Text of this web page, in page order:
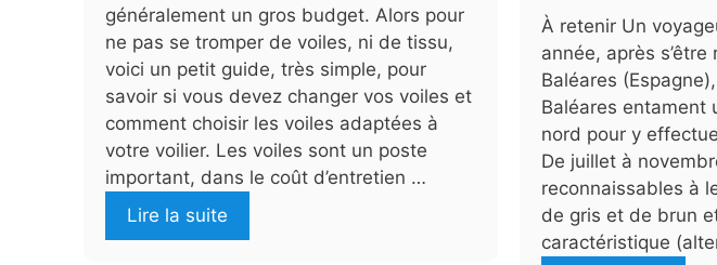
généralement un gros budget. Alors pour
ne pas se tromper de voiles, ni de tissu,
voici un petit guide, très simple, pour
savoir si vous devez changer vos voiles et
comment choisir les voiles adaptées à
votre voilier. Les voiles sont un poste
important, dans le coût d’entretien …
Lire la suite
À retenir Un
année, après
Baléares
Baléares entament
nord pour y
De juillet à
reconnaissables à
de gris et de brun
caractéristique